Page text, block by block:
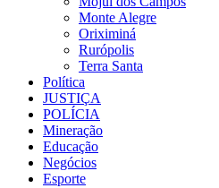
Monte Alegre
Oriximiná
Rurópolis
Terra Santa
Política
JUSTIÇA
POLÍCIA
Mineração
Educação
Negócios
Esporte